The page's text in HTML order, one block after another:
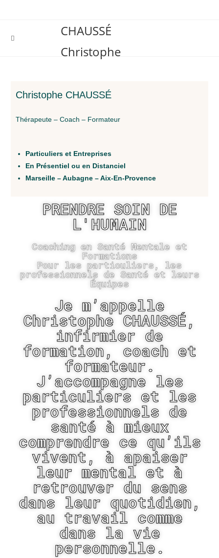
CHAUSSÉ
Christophe
Christophe CHAUSSÉ
Thérapeute – Coach – Formateur
Particuliers et Entreprises
En Présentiel ou en Distanciel
Marseille – Aubagne – Aix-En-Provence
PRENDRE SOIN DE
L'HUMAIN
Coaching en Santé Mentale et
Formations
Pour les particuliers, les
professionnels de Santé et leurs
Équipes
Je m’appelle
Christophe CHAUSSÉ,
infirmier de
formation, coach et
formateur.
J’accompagne les
particuliers et les
professionnels de
santé à mieux
comprendre ce qu’ils
vivent, à apaiser
leur mental et à
retrouver du sens
dans leur quotidien,
au travail comme
dans la vie
personnelle.